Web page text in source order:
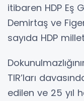
itibaren HDP Eş
Demirtaş ve
sayıda HDP
TIR’ları
edilen ve 25 yıl